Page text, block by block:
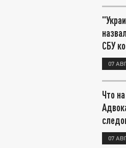
СБУ
07
Что
07